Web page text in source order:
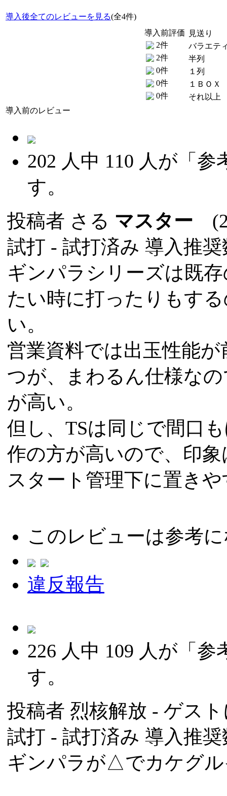
導入後全てのレビューを見る(全4件)
導入前評価
2件
2件
0件
0件
0件
見送り
バラエテ
半列
１列
１ＢＯＸ
それ以上
導入前のレビュー
202 人中 110 人が「参
す。
投稿者 さる マスター
試打 - 試打済み 導入推
ギンパラシリーズは既
たい時に打ったりもす
い。
営業資料では出玉性能
つが、まわるん仕様な
が高い。
但し、TSは同じで間口
作の方が高いので、印
スタート管理下に置き
このレビューは参考
違反報告
226 人中 109 人が「参
す。
投稿者 烈核解放 - ゲス
試打 - 試打済み 導入推
ギンパラが△でカケグ